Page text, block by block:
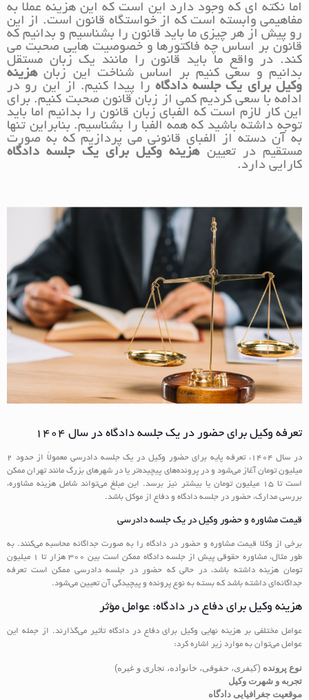
اما نکته ای که وجود دارد این است که این هزینه عملا به
مفاهیمی وابسته است که از خواستگاه قانون است. از این
رو پیش از هر چیزی ما باید قانون را بشناسیم و بدانیم که
قانون بر اساس چه فاکتورها و خصوصیت هایی صحبت می
کند. در واقع ما باید قانون را مانند یک زبان مستقل
بدانیم و سعی کنیم بر اساس شناخت این زبانهزینه
وکیل برای یک جلسه دادگاه را پیدا کنیم. از این رو در
ادامه با سعی کردیم کمی از زبان قانون صحبت کنیم. برای
این کار لازم است که الفبای زبان قانون را بدانیم اما باید
توجه داشته باشید که همه الفبا را بشناسیم. بنابراین تنها
به آن دسته از الفبای قانونی می پردازیم که به صورت
مستقیم در تعیینهزینه وکیل برای یک جلسه دادگاه
کارایی دارد.
تعرفه وکیل برای حضور در یک جلسه دادگاه در سال 1404
در سال 1404، تعرفه پایه برای حضور وکیل در یک جلسه دادرسی معمولاً از حدود 2
میلیون تومان آغاز می‌شود و در پرونده‌های پیچیده‌تر یا در شهرهای بزرگ مانند تهران ممکن
است تا 15 میلیون تومان یا بیشتر نیز برسد. این مبلغ می‌تواند شامل هزینه مشاوره،
بررسی مدارک، حضور در جلسه دادگاه و دفاع از موکل باشد.
قیمت مشاوره و حضور وکیل در یک جلسه دادرسی
برخی از وکلا قیمت مشاوره و حضور در دادگاه را به صورت جداگانه محاسبه می‌کنند. به
طور مثال، مشاوره حقوقی پیش از جلسه دادگاه ممکن است بین 300 هزار تا 1 میلیون
تومان هزینه داشته باشد، در حالی که حضور در جلسه دادرسی ممکن است تعرفه
جداگانه‌ای داشته باشد که بسته به نوع پرونده و پیچیدگی آن تعیین می‌شود.
هزینه وکیل برای دفاع در دادگاه: عوامل مؤثر
عوامل مختلفی بر هزینه نهایی وکیل برای دفاع در دادگاه تأثیر می‌گذارند. از جمله این
عوامل می‌توان به موارد زیر اشاره کرد:
نوع پرونده (کیفری، حقوقی، خانواده، تجاری و غیره)
تجربه و شهرت وکیل
موقعیت جغرافیایی دادگاه